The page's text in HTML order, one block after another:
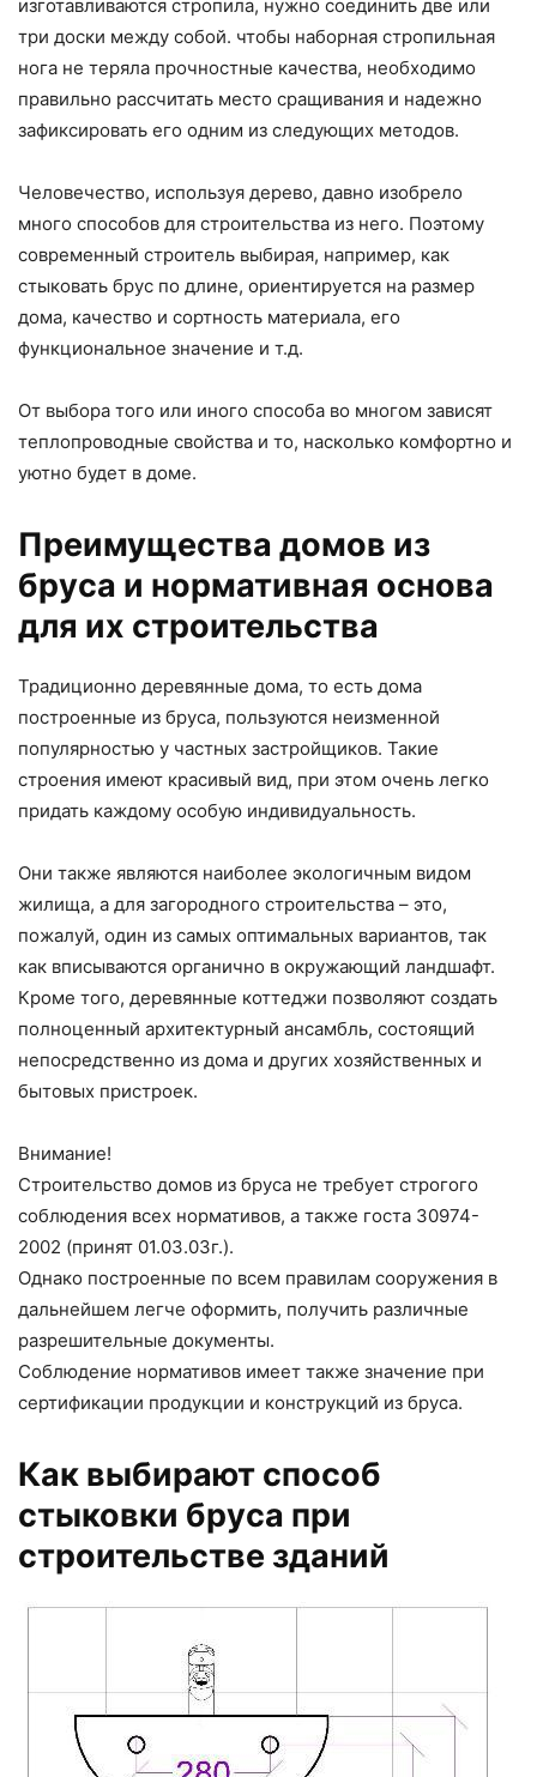
изготавливаются стропила, нужно соединить две или
три доски между собой. чтобы наборная стропильная
нога не теряла прочностные качества, необходимо
правильно рассчитать место сращивания и надежно
зафиксировать его одним из следующих методов.
Человечество, используя дерево, давно изобрело
много способов для строительства из него. Поэтому
современный строитель выбирая, например, как
стыковать брус по длине, ориентируется на размер
дома, качество и сортность материала, его
функциональное значение и т.д.
От выбора того или иного способа во многом зависят
теплопроводные свойства и то, насколько комфортно и
уютно будет в доме.
Преимущества домов из
бруса и нормативная основа
для их строительства
Традиционно деревянные дома, то есть дома
построенные из бруса, пользуются неизменной
популярностью у частных застройщиков. Такие
строения имеют красивый вид, при этом очень легко
придать каждому особую индивидуальность.
Они также являются наиболее экологичным видом
жилища, а для загородного строительства – это,
пожалуй, один из самых оптимальных вариантов, так
как вписываются органично в окружающий ландшафт.
Кроме того, деревянные коттеджи позволяют создать
полноценный архитектурный ансамбль, состоящий
непосредственно из дома и других хозяйственных и
бытовых пристроек.
Внимание!
Строительство домов из бруса не требует строгого
соблюдения всех нормативов, а также госта 30974-
2002 (принят 01.03.03г.).
Однако построенные по всем правилам сооружения в
дальнейшем легче оформить, получить различные
разрешительные документы.
Соблюдение нормативов имеет также значение при
сертификации продукции и конструкций из бруса.
Как выбирают способ
стыковки бруса при
строительстве зданий